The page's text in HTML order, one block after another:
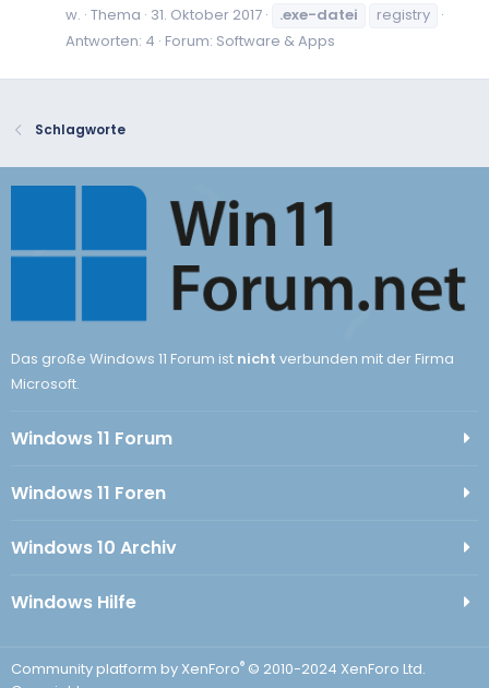
w. Thema 31. Oktober 2017 .exe-datei
registry
Antworten: 4 Forum: Software & Apps
Schlagworte
Das große Windows 11 Forum ist nicht verbunden mit der Firma
Microsoft.
Windows 11 Forum
Windows 11 Foren
Windows 10 Archiv
Windows Hilfe
Community platform by XenForo® © 2010-2024 XenForo Ltd.